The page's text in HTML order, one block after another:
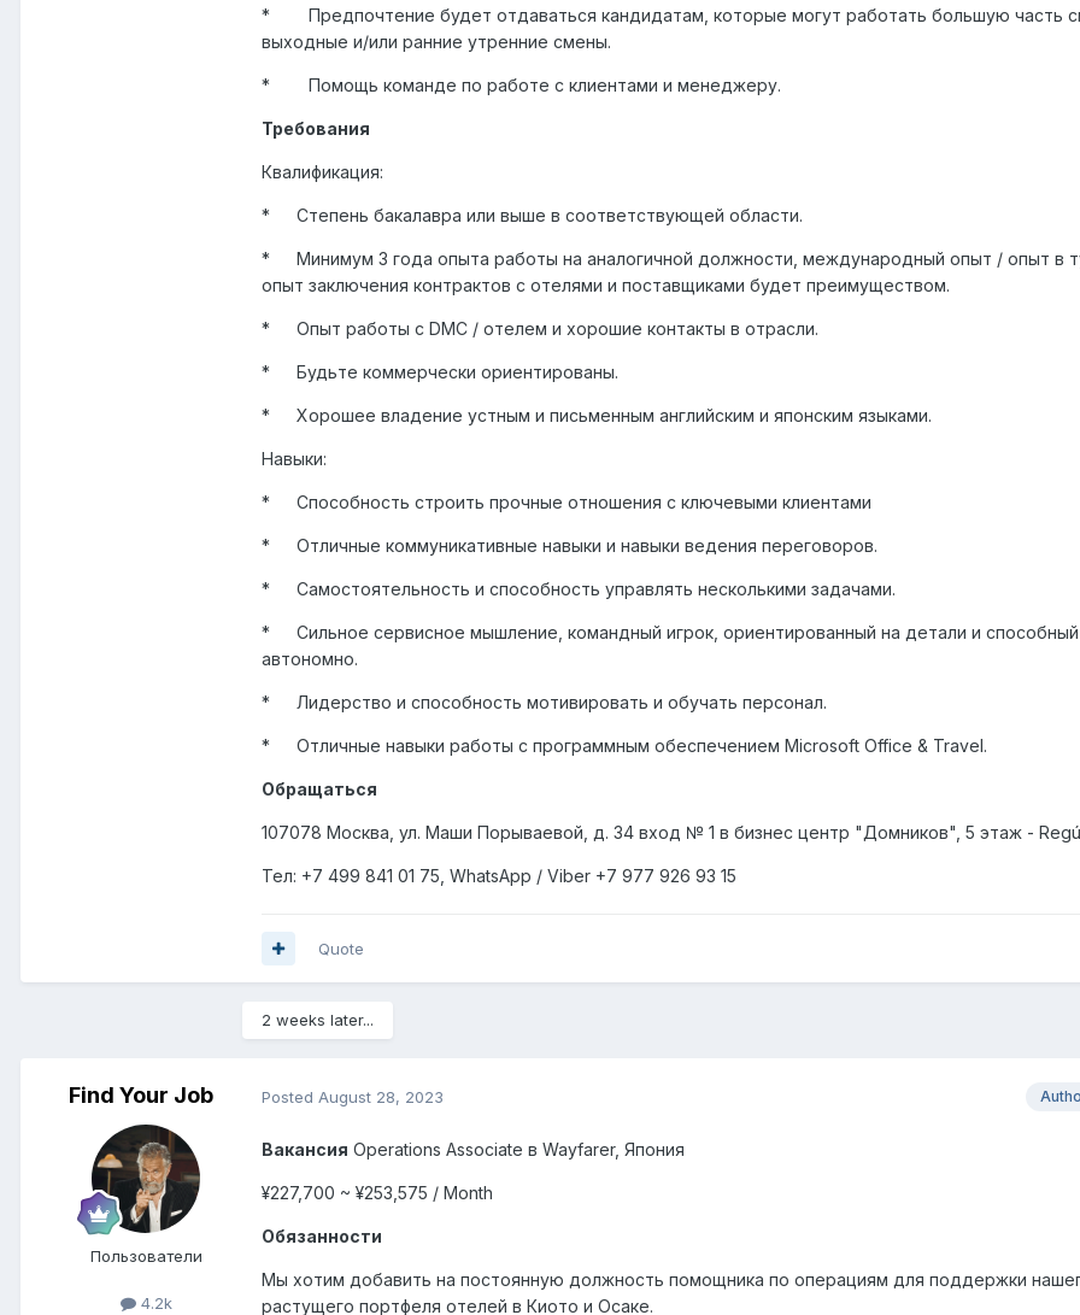
*
Предпочтение будет отдаваться кандидатам, которые могут работать большую часть
выходные и/или ранние утренние смены.
* Помощь команде по работе с клиентами и менеджеру.
Требования
Квалификация:
* Степень бакалавра или выше в соответствующей области.
*
Минимум 3 года опыта работы на аналогичной должности, международный опыт / опыт в
опыт заключения контрактов с отелями и поставщиками будет преимуществом.
* Опыт работы с DMC / отелем и хорошие контакты в отрасли.
* Будьте коммерчески ориентированы.
* Хорошее владение устным и письменным английским и японским языками.
Навыки:
* Способность строить прочные отношения с ключевыми клиентами
* Отличные коммуникативные навыки и навыки ведения переговоров.
* Самостоятельность и способность управлять несколькими задачами.
*
Сильное сервисное мышление, командный игрок, ориентированный на детали и
автономно.
* Лидерство и способность мотивировать и обучать персонал.
* Отличные навыки работы с программным обеспечением Microsoft Office & Travel.
Обращаться
107078 Москва, ул. Маши Порываевой, д. 34 вход № 1 в бизнес центр "Домников", 5 этаж -
Тел: +7 499 841 01 75, WhatsApp / Viber +7 977 926 93 15
Quote
2 weeks later...
Find Your Job
Пользователи
4.2k
Posted August 28, 2023
Вакансия Operations Associate в Wayfarer, Япония
¥227,700 ~ ¥253,575 / Month
Обязанности
Мы хотим добавить на постоянную должность помощника по операциям для поддержки
растущего портфеля отелей в Киото и Осаке.